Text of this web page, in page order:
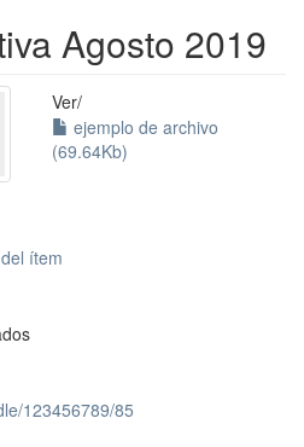
Agosto 2019
Ver/
ejemplo de archivo
(69.64Kb)
ítem
123456789/85